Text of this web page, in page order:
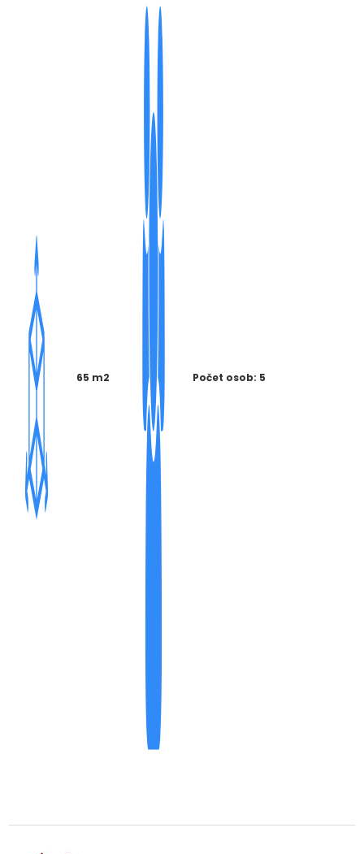
65 m2 Počet osob: 5